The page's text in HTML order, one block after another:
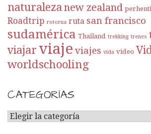
naturaleza new zealand
Roadtrip rotorua ruta san francisco
sudamérica Thailand trekking trenes
viajar viaje viajes vida video
worldschooling
CATEGORÍAS
C